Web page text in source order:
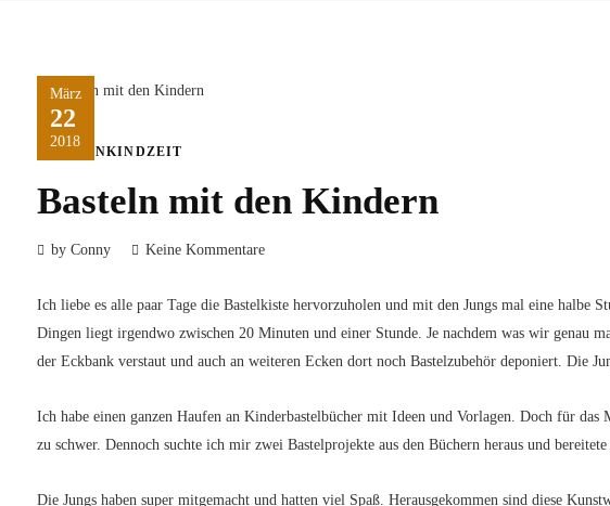
März
22
2018
KLEINKINDZEIT
Basteln mit den Kindern
by Conny Keine Kommentare
Ich liebe es alle paar Tage die Bastelkiste hervorzuholen und mit den Jungs mal eine halbe
Dingen liegt irgendwo zwischen 20 Minuten und einer Stunde. Je nachdem was wir genau
der Eckbank verstaut und auch an weiteren Ecken dort noch Bastelzubehör deponiert. Die
Ich habe einen ganzen Haufen an Kinderbastelbücher mit Ideen und Vorlagen. Doch für
zu schwer. Dennoch suchte ich mir zwei Bastelprojekte aus den Büchern heraus und
Die Jungs haben super mitgemacht und hatten viel Spaß. Herausgekommen sind diese